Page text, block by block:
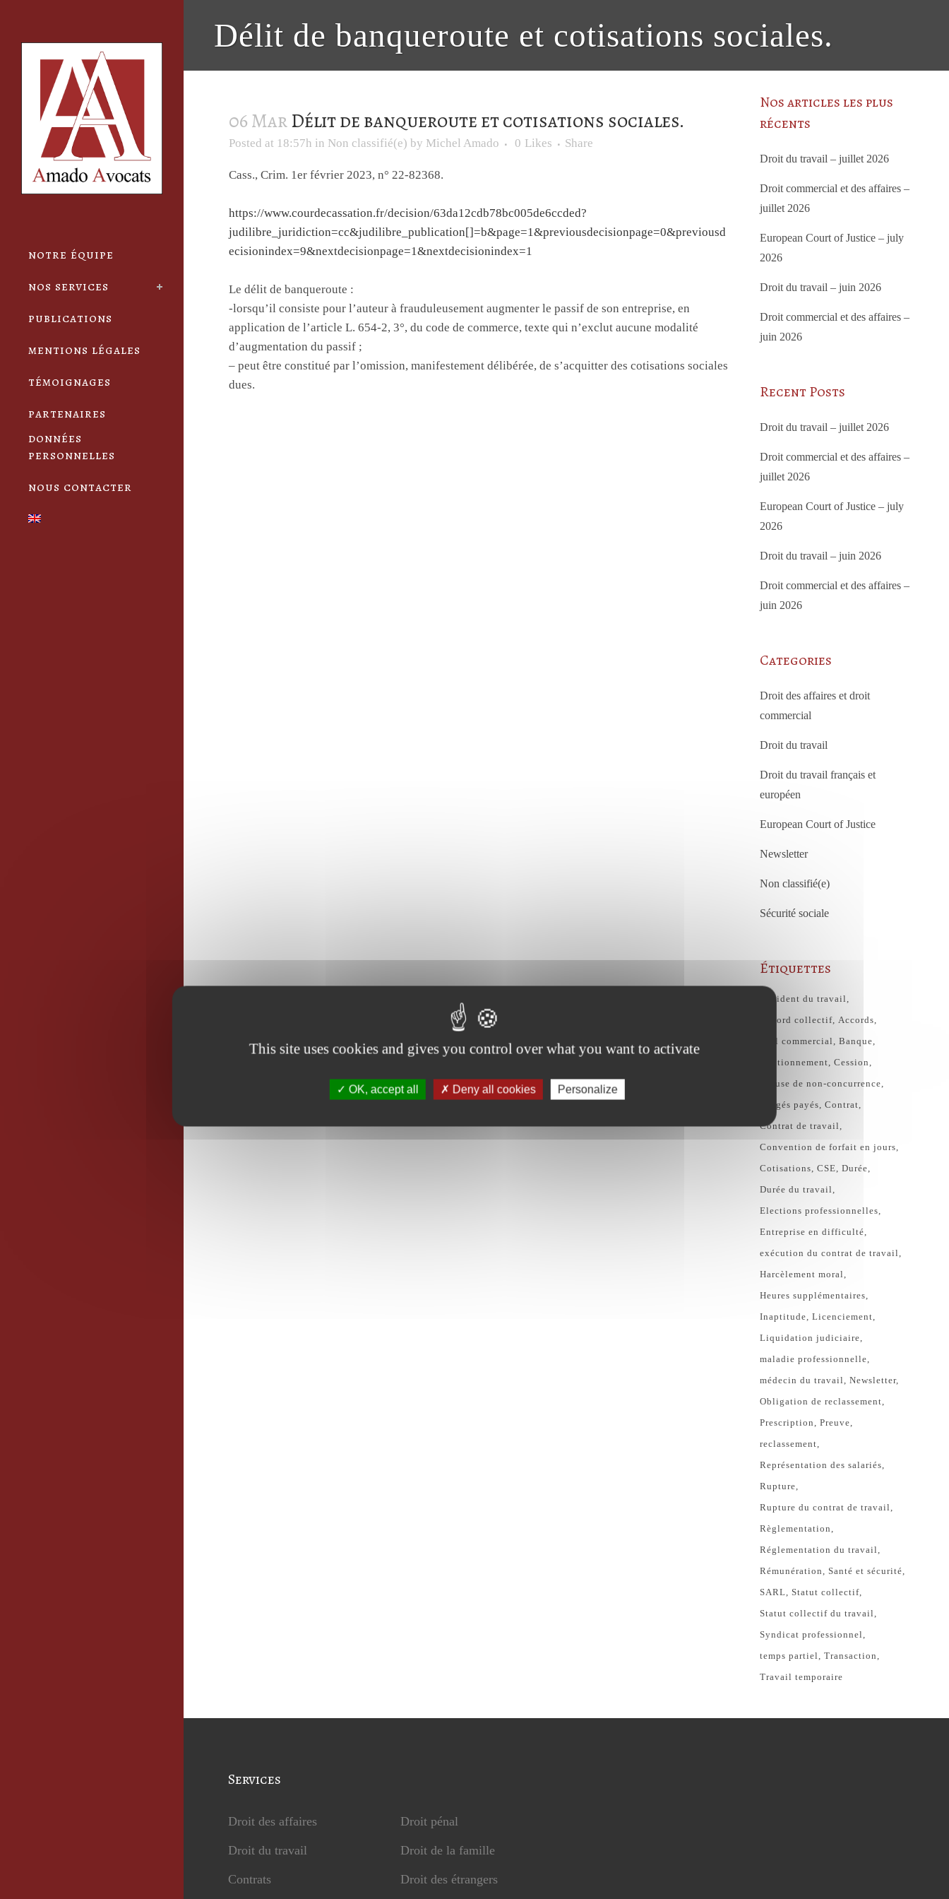
notre équipe
nos services
publications
mentions légales
témoignages
partenaires
données
personnelles
nous contacter
Délit de banqueroute et cotisations sociales.
06 MarDélit de banqueroute et cotisations sociales.
Posted at 18:57h in Non classifié(e) by Michel Amado 0 Likes Share
Cass., Crim. 1er février 2023, n° 22-82368.
https://www.courdecassation.fr/decision/63da12cdb78bc005de6ccded?
judilibre_juridiction=cc&judilibre_publication[]=b&page=1&previousdecisionpage=0&previousd
ecisionindex=9&nextdecisionpage=1&nextdecisionindex=1
Le délit de banqueroute :
-lorsqu’il consiste pour l’auteur à frauduleusement augmenter le passif de son entreprise, en
application de l’article L. 654-2, 3°, du code de commerce, texte qui n’exclut aucune modalité
d’augmentation du passif ;
– peut être constitué par l’omission, manifestement délibérée, de s’acquitter des cotisations sociales
dues.
Nos articles les plus
récents
Droit du travail – juillet 2026
Droit commercial et des affaires –
juillet 2026
European Court of Justice – july
2026
Droit du travail – juin 2026
Droit commercial et des affaires –
juin 2026
Recent Posts
Droit du travail – juillet 2026
Droit commercial et des affaires –
juillet 2026
European Court of Justice – july
2026
Droit du travail – juin 2026
Droit commercial et des affaires –
juin 2026
Categories
Droit des affaires et droit
commercial
Droit du travail
Droit du travail français et
européen
European Court of Justice
Newsletter
Non classifié(e)
Sécurité sociale
Étiquettes
Accident du travail
Accord collectif Accords
Bail commercial
Banque
Cautionnement Cession
Clause de non-concurrence
congés payés Contrat
Contrat de travail
Convention de forfait en jours
Cotisations CSE Durée
Durée du travail
Elections professionnelles
Entreprise en difficulté
exécution du contrat de travail
Harcèlement moral
Heures supplémentaires
Inaptitude Licenciement
Liquidation judiciaire
maladie professionnelle
médecin du travail
Newsletter
Obligation de reclassement
Prescription
Preuve
reclassement
Représentation des salariés
Rupture
Rupture du contrat de travail
Règlementation
Réglementation du travail
Rémunération
Santé et sécurité
SARL
Statut collectif
Statut collectif du travail
Syndicat professionnel
temps partiel
Transaction
Travail temporaire
Services
Droit des affaires
Droit du travail
Contrats
Droit pénal
Droit de la famille
Droit des étrangers
This site uses cookies and gives you control over what you want to activate
OK, accept all Deny all cookies Personalize